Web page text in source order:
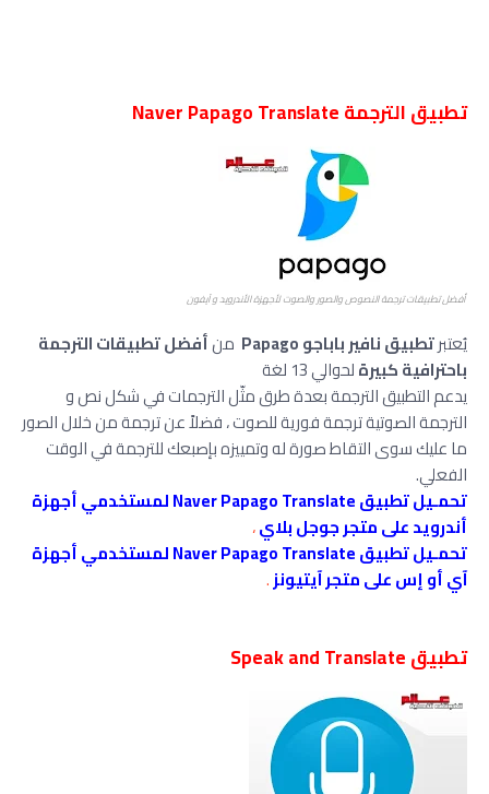
تطبيق الترجمة Naver Papago Translate
أفضل تطبيقات ترجمة النصوص والصور والصوت لأجهزة الأندرويد و آيفون
يُعتبرتطبيق نافير باباجو Papago منأفضل تطبيقات الترجمة
باحترافية كبيرةلحوالي 13 لغة
يدعم التطبيق الترجمة بعدة طرق مثّل الترجمات في شكل نص و
الترجمة الصوتية ترجمة فورية للصوت ، فضلاً عن ترجمة من خلال الصور
ما عليك سوى التقاط صورة له وتمييزه بإصبعك للترجمة في الوقت
الفعلي.
تحمـيل تطبيق Naver Papago Translate لمستخدمي أجهزة
أندرويد على متجر جوجل بلاي،
تحمـيل تطبيق Naver Papago Translate لمستخدمي أجهزة
آي أو إس على متجر آيتيونز.
تطبيق Speak and Translate